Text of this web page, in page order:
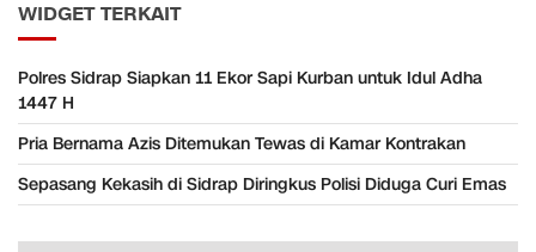
WIDGET TERKAIT
Polres Sidrap Siapkan 11 Ekor Sapi Kurban untuk Idul Adha
1447 H
Pria Bernama Azis Ditemukan Tewas di Kamar Kontrakan
Sepasang Kekasih di Sidrap Diringkus Polisi Diduga Curi Emas